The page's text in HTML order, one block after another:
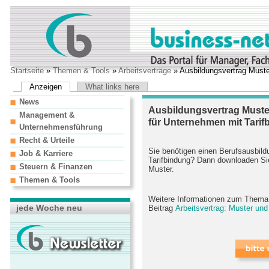
Startseite»Themen & Tools»Arbeitsverträge» Ausbildungsvertrag
Anzeigen
What links here
Ausbildungsvertrag
für Unternehmen mit
Sie benötigen einen
Tarifbindung? Dann downloaden
Muster.
Weitere Informationen zum
Beitrag Arbeitsvertrag: Muster
News
Management &
Unternehmensführung
Recht & Urteile
Job & Karriere
Steuern & Finanzen
Themen & Tools
jede Woche neu